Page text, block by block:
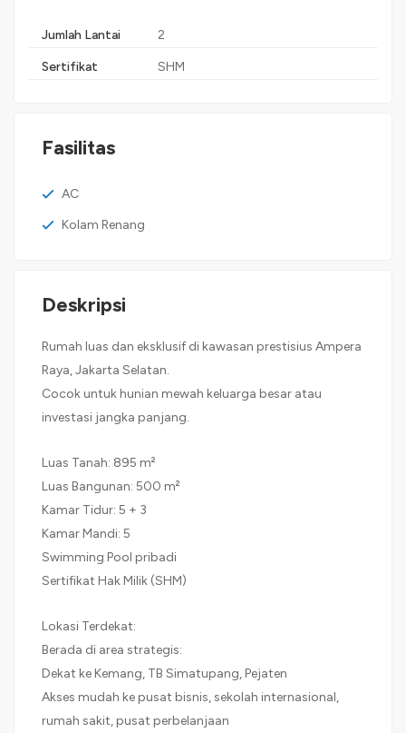
Jumlah Lantai 2
Sertifikat SHM
Fasilitas
AC
Kolam Renang
Deskripsi
Rumah luas dan eksklusif di kawasan prestisius Ampera
Raya, Jakarta Selatan.
Cocok untuk hunian mewah keluarga besar atau
investasi jangka panjang.
Luas Tanah: 895 m²
Luas Bangunan: 500 m²
Kamar Tidur: 5 + 3
Kamar Mandi: 5
Swimming Pool pribadi
Sertifikat Hak Milik (SHM)
Lokasi Terdekat:
Berada di area strategis:
Dekat ke Kemang, TB Simatupang, Pejaten
Akses mudah ke pusat bisnis, sekolah internasional,
rumah sakit, pusat perbelanjaan